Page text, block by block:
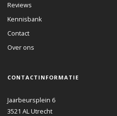
Reviews
Kennisbank
Contact
Over ons
CONTACTINFORMATIE
Jaarbeursplein 6
3521 ALUtrecht